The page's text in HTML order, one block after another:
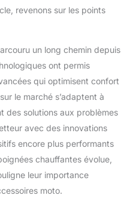
revenons sur les points
un long chemin depuis
ont permis
qui optimisent confort
le marché s’adaptent à
des solutions aux problèmes
avec des innovations
encore plus performants
chauffantes évolue,
leur importance
moto.